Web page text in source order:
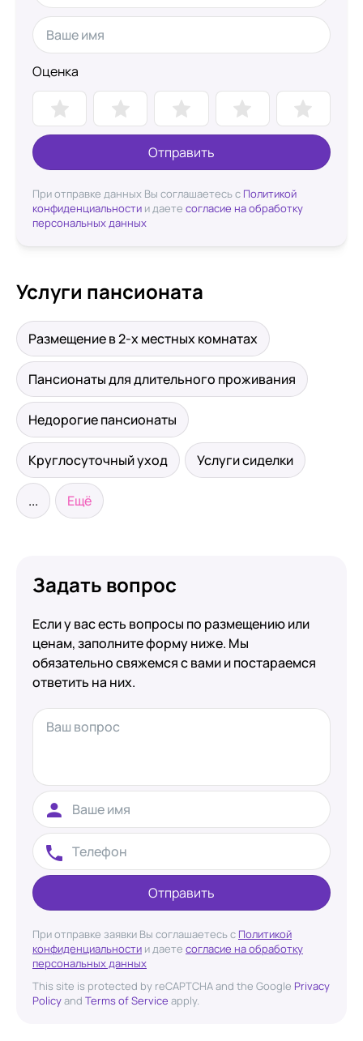
Оценка
Отправить
При отправке данных Вы соглашаетесь с Политикой
конфиденциальности и даете согласие на обработку
персональных данных
Услуги пансионата
Размещение в 2-х местных комнатах
Пансионаты для длительного проживания
Недорогие пансионаты
Круглосуточный уход Услуги сиделки
... Ещё
Задать вопрос
Если у вас есть вопросы по размещению или
ценам, заполните форму ниже. Мы
обязательно свяжемся с вами и постараемся
ответить на них.
Отправить
При отправке заявки Вы соглашаетесь с Политикой
конфиденциальности и даете согласие на обработку
персональных данных
This site is protected by reCAPTCHA and the Google Privacy
Policyand Terms of Service apply.